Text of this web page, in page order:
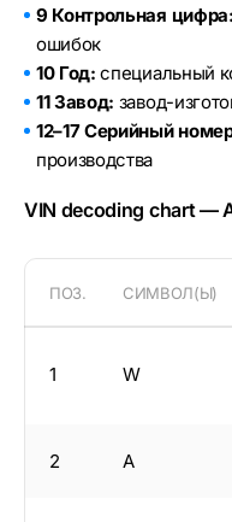
9 Контрольная цифра:
ошибок
10 Год: специальный
11 Завод: завод-
12–17 Серийный
производства
VIN decoding chart —
ПОЗ. СИМВОЛ(Ы)
1 W
2 A